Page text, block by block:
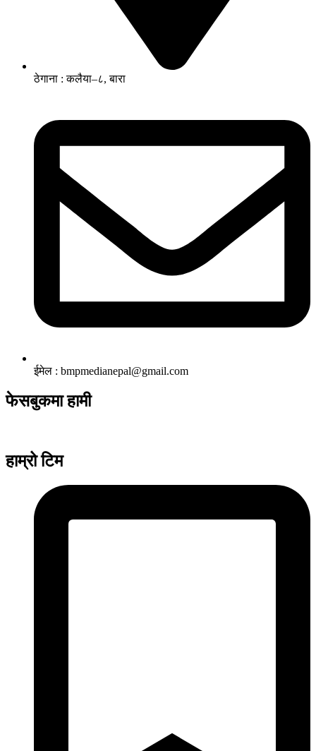
ठेगाना : कलैया–८, बारा
ईमेल : bmpmedianepal@gmail.com
फेसबुकमा हामी
हाम्रो टिम